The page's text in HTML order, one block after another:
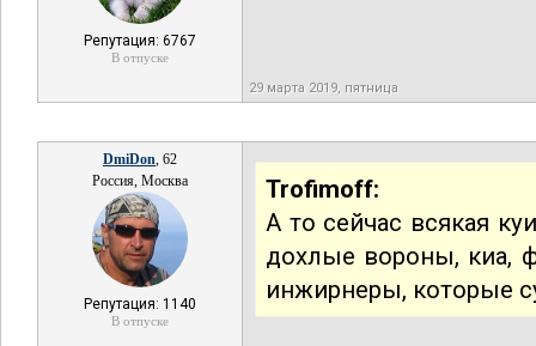
Репутация: 6767
В отпуске
29 марта 2019, пятница
DmiDon, 62
Россия, Москва
Репутация: 1140
В отпуске
Trofimoff:
А то сейчас всякая
дохлые вороны, киа,
инжирнеры, которые